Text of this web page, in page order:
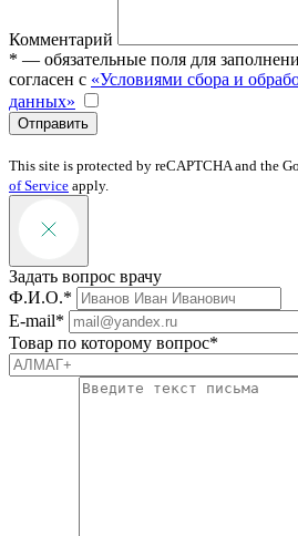
Комментарий
* — обязательные поля для
согласен с «Условиями сбора и
данных»
Отправить
This site is protected by reCAPTCHA and the
of Service apply.
Задать вопрос врачу
Ф.И.О.*
E-mail*
Товар по которому вопрос*